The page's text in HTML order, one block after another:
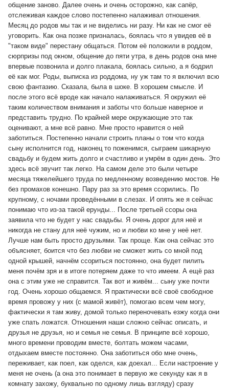
общение заново. Далее очень и очень осторожно, как сапёр,
отслеживая каждое слово постепенно налаживал отношения.
Месяц до родов мы так и не виделись ни разу. Ни как не смог её
уговорить. Как она позже призналась, боялась что я увидев её в
"таком виде" перестану общаться. Потом её положили в роддом,
сюрпризы под окном, общение до пяти утра, в день родов она мне
впервые позвонила и долго плакала, боялась сильно, а я бодрил
её как мог. Роды, выписка из роддома, ну уж там то я включил всю
свою фантазию. Сказала, была в шоке. В хорошем смысле. И
после этого всё вроде как начало налаживаться. Я окружил её
таким количеством внимания и заботы что больше наверное и
представить трудно. По крайней мере окружающие это так
оценивают, а мне всё равно. Мне просто нравится о ней
заботиться. Постепенно начали строить планы о том что когда
сыну исполнится год, наконец то поженимся, сыграем шикарную
свадьбу и будем жить долго и счастливо и умрём в один день. Это
здесь всё звучит так легко. На самом деле это были четыре
месяца тяжелейшего труда по медленному возведению мостов. Не
без промахов конешно. Пару раз за это время ссорились. По
крупному, с ночами проведёнными в слезах. И опять же я сейчас
понимаю что из-за такой ерунды... После третьей ссоры она
заявила что не будет у нас свадьбы. Я очень дорог для неё и
никогда не стану для неё чужим, но и любви ко мне у неё нет.
Лучше нам быть просто друзьями. Так проще. Как она сейчас это
объясняет, боится что без любви не сможет жить со мной под
одной крышей, начнём ссориться постоянно, она будет пилить
меня почём зря и в итоге потеряем даже то что имеем. А ещё раз
она с этим уже не справится. Так вот и живём... сыну уже почти
год. Очень хорошо общаемся. Я практически всё своё свободное
время провожу у них (с мамой живёт), помогаю всем чем могу,
фактически я там живу, домой только переночевать езжу когда они
уже спать ложатся. Отношения наши сложно сейчас описать, и
друзья не друзья, но и семья не семья. В принципе всё хорошо,
много времени проводим вместе, болтать можем часами,
отдыхаем вместе постоянно. Она заботиться обо мне очень,
переживает, как поел, как оделся, как доехал... Если настроение у
меня не очень (а она это понимает в первую же секунду как я в
комнату захожу, буквально по одному лишь взгляду) сразу